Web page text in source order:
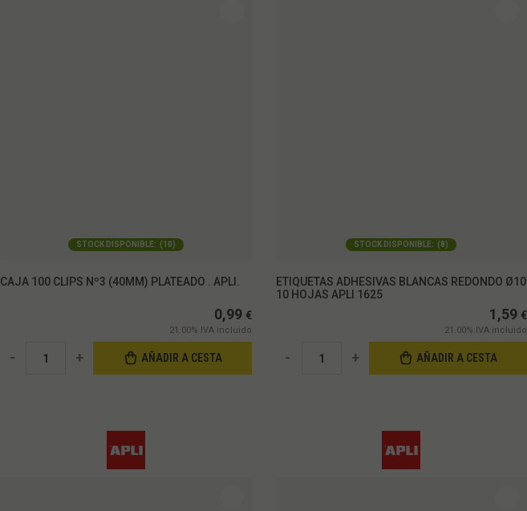
STOCK DISPONIBLE: (10)
CAJA 100 CLIPS Nº3 (40MM) PLATEADO . APLI.
0,99 €
21.00% IVA incluido
- + AÑADIR A CESTA
STOCK DISPONIBLE: (8)
ETIQUETAS ADHESIVAS BLANCAS REDONDO Ø10
10 HOJAS APLI 1625
1,59 €
21.00% IVA incluido
- + AÑADIR A CESTA